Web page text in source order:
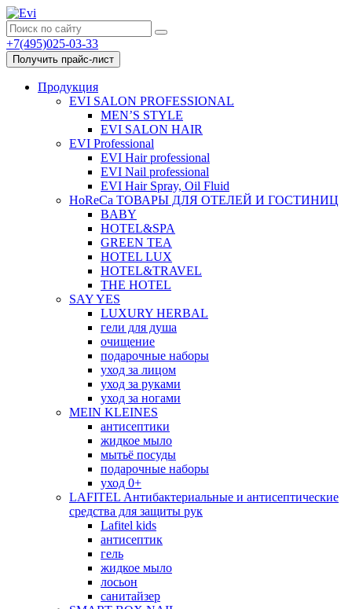
+7(495)025-03-33
Получить прайс-лист
Продукция
EVI SALON PROFESSIONAL
MEN’S STYLE
EVI SALON HAIR
EVI Professional
EVI Hair professional
EVI Nail professional
EVI Hair Spray, Oil Fluid
HoReCa ТОВАРЫ ДЛЯ ОТЕЛЕЙ И ГОСТИНИЦ
BABY
HOTEL&SPA
GREEN TEA
HOTEL LUX
HOTEL&TRAVEL
THE HOTEL
SAY YES
LUXURY HERBAL
гели для душа
очищение
подарочные наборы
уход за лицом
уход за руками
уход за ногами
MEIN KLEINES
антисептики
жидкое мыло
мытьё посуды
подарочные наборы
уход 0+
LAFITEL Антибактериальные и антисептические
средства для защиты рук
Lafitel kids
антисептик
гель
жидкое мыло
лосьон
санитайзер